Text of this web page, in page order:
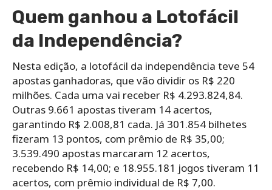
Quem ganhou a Lotofácil
da Independência?
Nesta edição, a lotofácil da independência teve 54
apostas ganhadoras, que vão dividir os R$ 220
milhões. Cada uma vai receber R$ 4.293.824,84.
Outras 9.661 apostas tiveram 14 acertos,
garantindo R$ 2.008,81 cada. Já 301.854 bilhetes
fizeram 13 pontos, com prêmio de R$ 35,00;
3.539.490 apostas marcaram 12 acertos,
recebendo R$ 14,00; e 18.955.181 jogos tiveram 11
acertos, com prêmio individual de R$ 7,00.